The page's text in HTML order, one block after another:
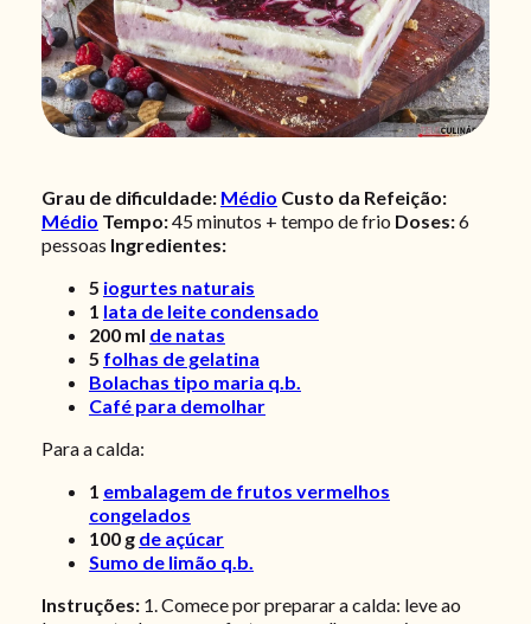
Grau de dificuldade: Médio Custo da Refeição:
Médio Tempo:45 minutos + tempo de frio Doses:6
pessoas Ingredientes:
5 iogurtes naturais
1 lata de leite condensado
200 ml de natas
5 folhas de gelatina
Bolachas tipo maria q.b.
Café para demolhar
Para a calda:
1 embalagem de frutos vermelhos
congelados
100 g de açúcar
Sumo de limão q.b.
Instruções: 1. Comece por preparar a calda: leve ao